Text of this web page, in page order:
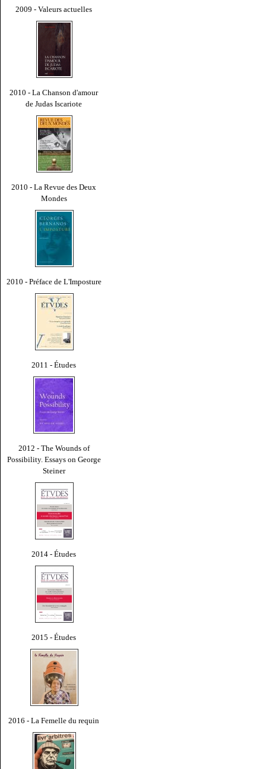
2009 - Valeurs actuelles
2010 - La Chanson d'amour
de Judas Iscariote
2010 - La Revue des Deux
Mondes
2010 - Préface de L'Imposture
2011 - Études
2012 - The Wounds of
Possibility. Essays on George
Steiner
2014 - Études
2015 - Études
2016 - La Femelle du requin